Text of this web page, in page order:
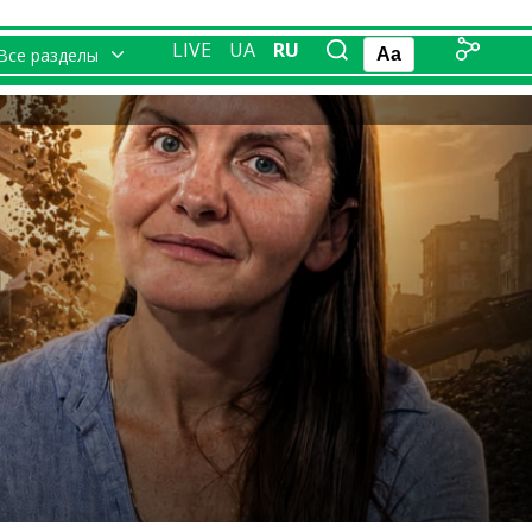
разделы LIVE UA RU Aa